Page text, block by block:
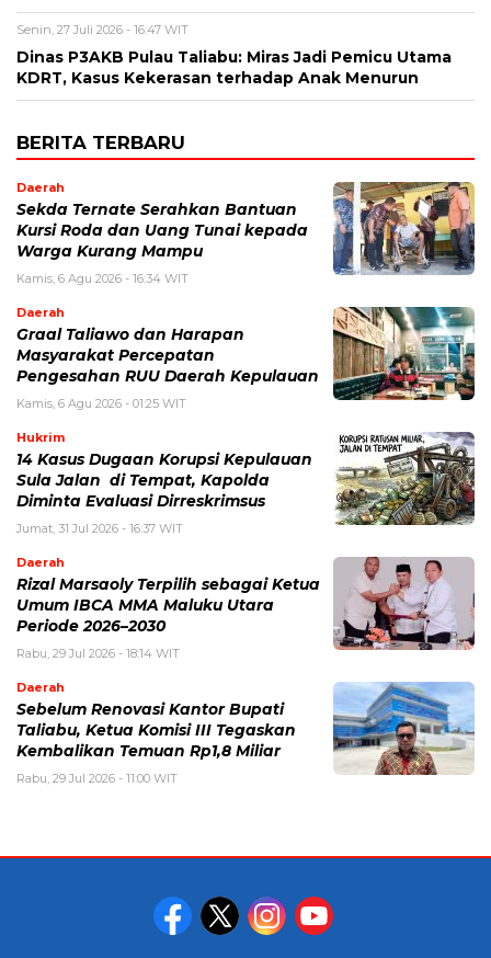
Senin, 27 Juli 2026 - 16:47 WIT
Dinas P3AKB Pulau Taliabu: Miras Jadi Pemicu Utama
KDRT, Kasus Kekerasan terhadap Anak Menurun
BERITA TERBARU
Daerah
Sekda Ternate Serahkan Bantuan
Kursi Roda dan Uang Tunai kepada
Warga Kurang Mampu
Kamis, 6 Agu 2026 - 16:34 WIT
Daerah
Graal Taliawo dan Harapan
Masyarakat Percepatan
Pengesahan RUU Daerah Kepulauan
Kamis, 6 Agu 2026 - 01:25 WIT
Hukrim
14 Kasus Dugaan Korupsi Kepulauan
Sula Jalan di Tempat, Kapolda
Diminta Evaluasi Dirreskrimsus
Jumat, 31 Jul 2026 - 16:37 WIT
Daerah
Rizal Marsaoly Terpilih sebagai Ketua
Umum IBCA MMA Maluku Utara
Periode 2026–2030
Rabu, 29 Jul 2026 - 18:14 WIT
Daerah
Sebelum Renovasi Kantor Bupati
Taliabu, Ketua Komisi III Tegaskan
Kembalikan Temuan Rp1,8 Miliar
Rabu, 29 Jul 2026 - 11:00 WIT